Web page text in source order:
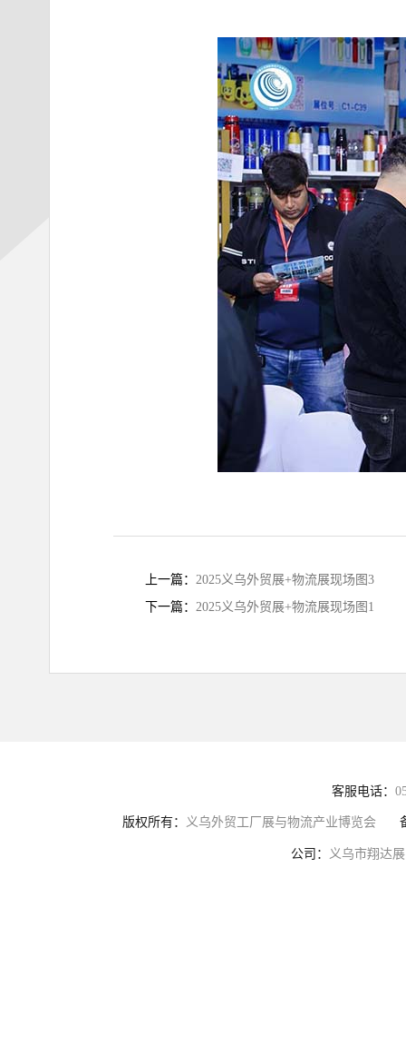
上一篇： 2025义乌外贸展+物流展现场图3
下一篇： 2025义乌外贸展+物流展现场图1
客服电话：
版权所有： 义乌外贸工厂展与物流产业博览会
公司： 义乌市翔达